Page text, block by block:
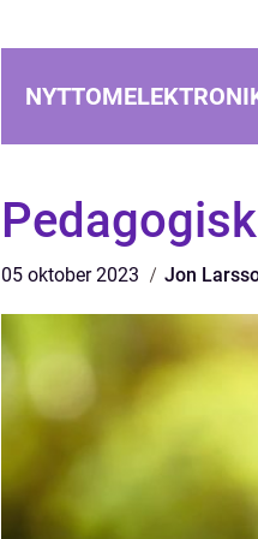
05 oktober 2023 Jon